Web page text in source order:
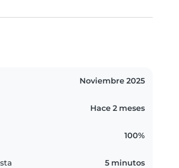
Noviembre 2025
Hace 2 meses
100%
5 minutos